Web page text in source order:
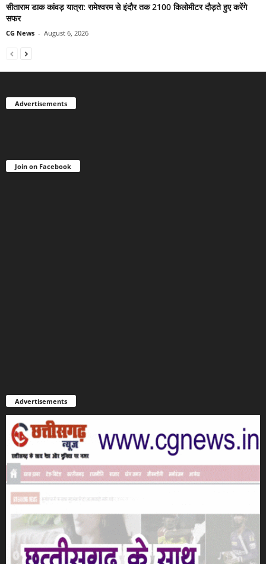
सीताराम डाक कांवड़ यात्रा: रामेश्वरम से इंदौर तक 2100 किलोमीटर दौड़ते हुए करेंगे
सफर
CG News - August 6, 2026
Advertisements
Join on Facebook
Advertisements